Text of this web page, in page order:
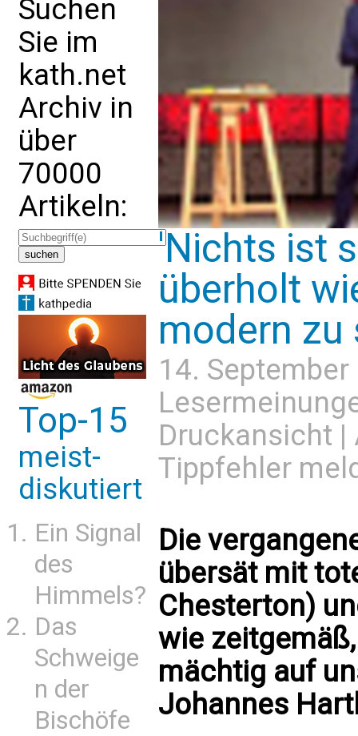
Suchen
Sie im
kath.net
Archiv in
über
70000
Artikeln:
Top-15
meist-
diskutiert
Ein Signal
des
Himmels?
Das
Schweige
n der
Bischöfe
'Nichts ist
überholt
modern zu
14.
Druckansicht |
Tippfehler
Die
übersät mit
Chesterton)
wie
mächtig auf
Johannes